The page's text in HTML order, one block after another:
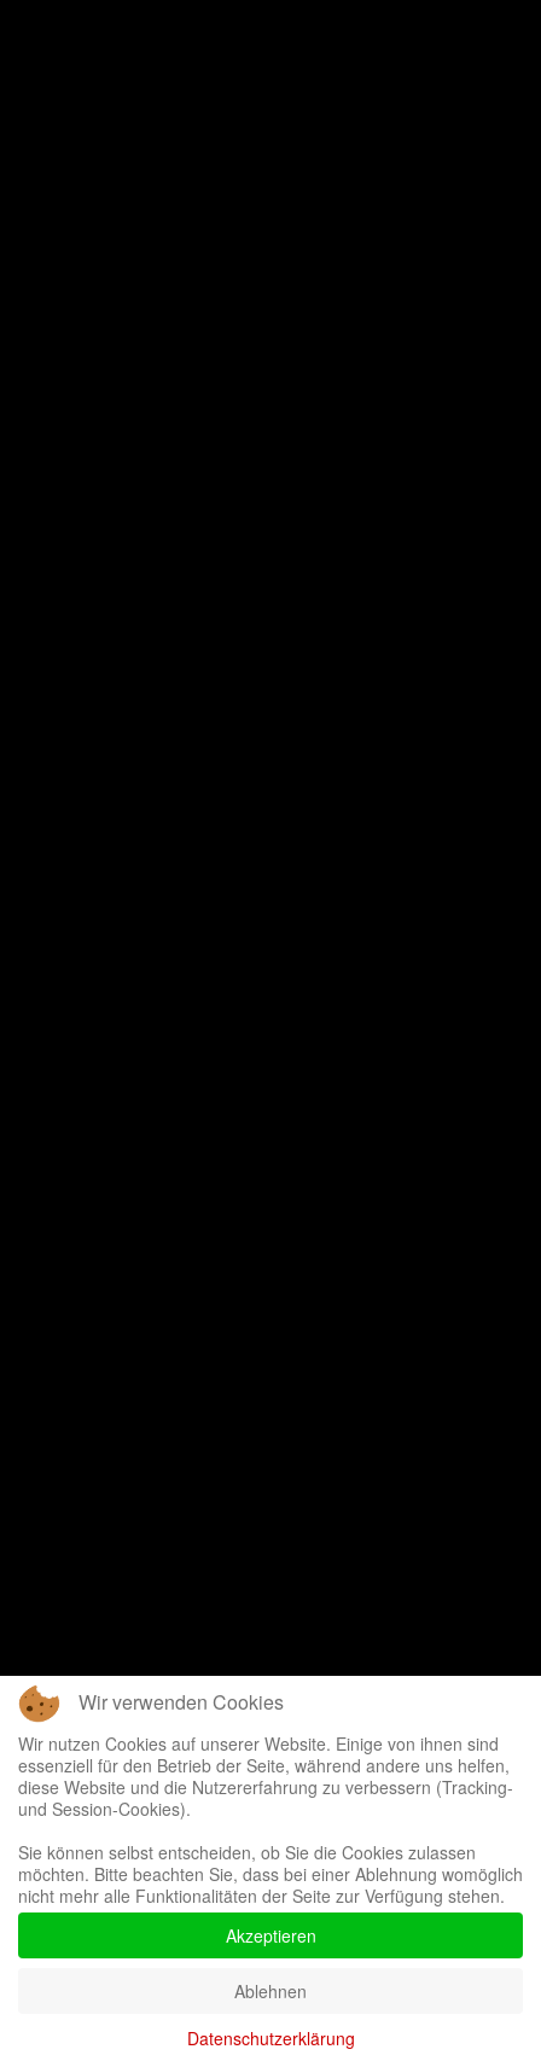
Wir verwenden Cookies
Wir nutzen Cookies auf unserer Website. Einige von ihnen sind
essenziell für den Betrieb der Seite, während andere uns helfen,
diese Website und die Nutzererfahrung zu verbessern (Tracking-
und Session-Cookies).
Sie können selbst entscheiden, ob Sie die Cookies zulassen
möchten. Bitte beachten Sie, dass bei einer Ablehnung womöglich
nicht mehr alle Funktionalitäten der Seite zur Verfügung stehen.
Akzeptieren
Ablehnen
Datenschutzerklärung